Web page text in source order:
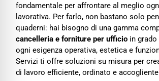
fondamentale per affrontare al meglio
lavorativa. Per farlo, non bastano solo
quaderni: hai bisogno di una gamma
cancelleria e forniture per ufficio in
ogni esigenza operativa, estetica e
Servizi ti offre soluzioni su misura per
di lavoro efficiente, ordinato e